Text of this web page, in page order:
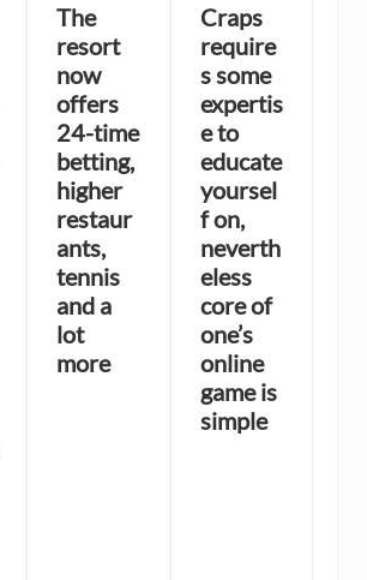
The
resort
now
offers
24-time
betting,
higher
restaur
ants,
tennis
and a
lot
more
Craps
require
s some
expertis
e to
educate
yoursel
f on,
neverth
eless
core of
one’s
online
game is
simple